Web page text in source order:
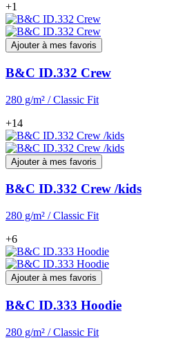
+1
Ajouter à mes favoris
B&C ID.332 Crew
280 g/m² / Classic Fit
+14
Ajouter à mes favoris
B&C ID.332 Crew /kids
280 g/m² / Classic Fit
+6
Ajouter à mes favoris
B&C ID.333 Hoodie
280 g/m² / Classic Fit